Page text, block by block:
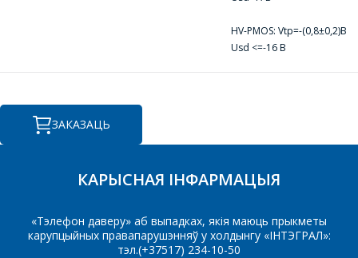
HV-PMOS: Vtp=-(0,8±0,2)В
Usd <=-16 В
ЗАКАЗАЦЬ
КАРЫСНАЯ ІНФАРМАЦЫЯ
«Тэлефон даверу» аб выпадках, якія маюць прыкметы
карупцыйных правапарушэнняў у холдынгу «ІНТЭГРАЛ»:
тэл.(+37517) 234-10-50
- обязательные поля